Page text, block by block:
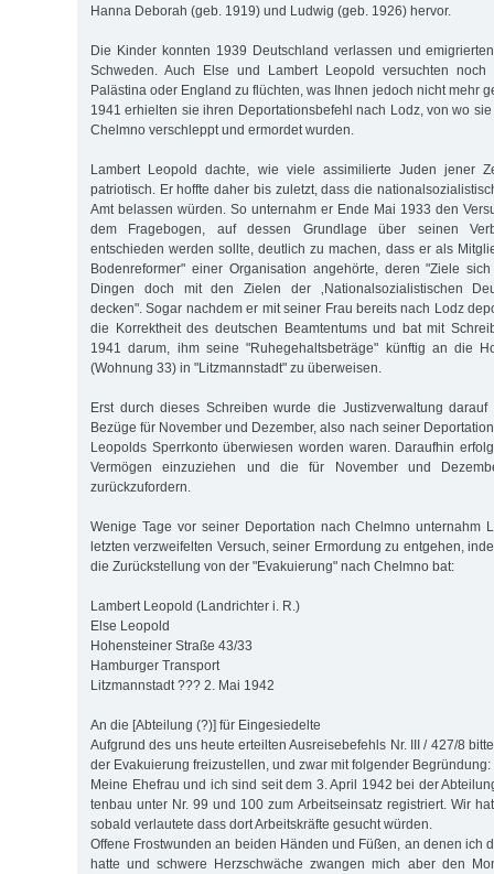
Hanna Deborah (geb. 1919) und Ludwig (geb. 1926) hervor.
Die Kinder konnten 1939 Deutschland verlassen und
Schweden. Auch Else und Lambert Leopold versuchten
Palästina oder England zu flüchten, was Ihnen jedoch nicht mehr
1941 erhielten sie ihren Deportationsbefehl nach Lodz, von wo
Chelmno verschleppt und ermordet wurden.
Lambert Leopold dachte, wie viele assimilierte Juden jener
patriotisch. Er hoffte daher bis zuletzt, dass die
Amt belassen würden. So unternahm er Ende Mai 1933 den
dem Fragebogen, auf dessen Grundlage über seinen
entschieden werden sollte, deutlich zu machen, dass er als
Bodenreformer" einer Organisation angehörte, deren "Ziele
Dingen doch mit den Zielen der ‚Nationalsozialistischen
decken". Sogar nachdem er mit seiner Frau bereits nach Lodz
die Korrektheit des deutschen Beamtentums und bat mit
1941 darum, ihm seine "Ruhegehaltsbeträge" künftig an die
(Wohnung 33) in "Litzmannstadt" zu überweisen.
Erst durch dieses Schreiben wurde die Justizverwaltung darauf
Bezüge für November und Dezember, also nach seiner
Leopolds Sperrkonto überwiesen worden waren. Daraufhin
Vermögen einzuziehen und die für November und
zurückzufordern.
Wenige Tage vor seiner Deportation nach Chelmno unternahm
letzten verzweifelten Versuch, seiner Ermordung zu entgehen,
die Zurückstellung von der "Evakuierung" nach Chelmno bat:
Lambert Leopold (Landrichter i. R.)
Else Leopold
Hohensteiner Straße 43/33
Hamburger Transport
Litzmannstadt ??? 2. Mai 1942
An die [Abteilung (?)] für Eingesiedelte
Aufgrund des uns heute erteilten Ausreisebefehls Nr. III / 427/8
der Evakuierung freizustellen, und zwar mit folgender Begründung:
Meine Ehefrau und ich sind seit dem 3. April 1942 bei der
tenbau unter Nr. 99 und 100 zum Arbeitseinsatz registriert. Wir
sobald verlautete dass dort Arbeitskräfte gesucht würden.
Offene Frostwunden an beiden Händen und Füßen, an denen ich
hatte und schwere Herzschwäche zwangen mich aber den